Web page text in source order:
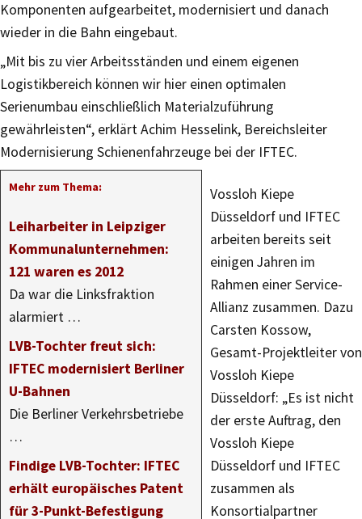
Komponenten aufgearbeitet, modernisiert und danach
wieder in die Bahn eingebaut.
„Mit bis zu vier Arbeitsständen und einem eigenen
Logistikbereich können wir hier einen optimalen
Serienumbau einschließlich Materialzuführung
gewährleisten“, erklärt Achim Hesselink, Bereichsleiter
Modernisierung Schienenfahrzeuge bei der IFTEC.
Mehr zum Thema:
Leiharbeiter in Leipziger
Kommunalunternehmen:
121 waren es 2012
Da war die Linksfraktion
alarmiert …
LVB-Tochter freut sich:
IFTEC modernisiert Berliner
U-Bahnen
Die Berliner Verkehrsbetriebe
…
Findige LVB-Tochter: IFTEC
erhält europäisches Patent
für 3-Punkt-Befestigung
Vossloh Kiepe
Düsseldorf und IFTEC
arbeiten bereits seit
einigen Jahren im
Rahmen einer Service-
Allianz zusammen. Dazu
Carsten Kossow,
Gesamt-Projektleiter von
Vossloh Kiepe
Düsseldorf: „Es ist nicht
der erste Auftrag, den
Vossloh Kiepe
Düsseldorf und IFTEC
zusammen als
Konsortialpartner